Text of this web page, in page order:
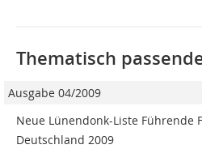
Thematisch
Ausgabe 04/2009
Neue Lünendonk-Liste
Deutschland 2009